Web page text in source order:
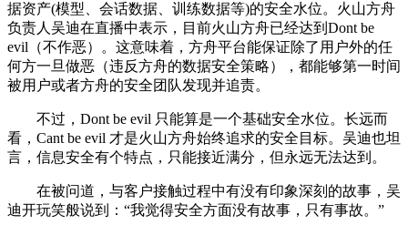
据资产(模型、会话数据、训练数据等)的安全水位。火山方舟
负责人吴迪在直播中表示，目前火山方舟已经达到Dont be
evil（不作恶）。这意味着，方舟平台能保证除了用户外的任
何方一旦做恶（违反方舟的数据安全策略），都能够第一时间
被用户或者方舟的安全团队发现并追责。
不过，Dont be evil 只能算是一个基础安全水位。长远而
看，Cant be evil 才是火山方舟始终追求的安全目标。吴迪也坦
言，信息安全有个特点，只能接近满分，但永远无法达到。
在被问道，与客户接触过程中有没有印象深刻的故事，吴
迪开玩笑般说到：“我觉得安全方面没有故事，只有事故。”